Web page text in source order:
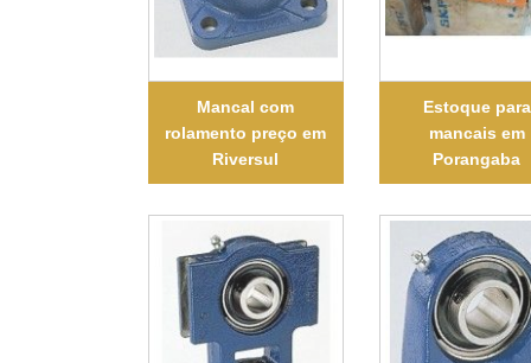
Mancal com
rolamento preço em
Riversul
Estoque para
mancais em
Porangaba